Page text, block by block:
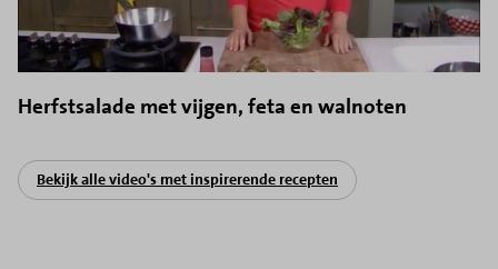
Herfstsalade met vijgen, feta en walnoten
Bekijk alle video's met inspirerende recepten